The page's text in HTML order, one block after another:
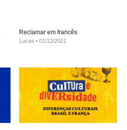
Reclamar em francês
Lucas 01/12/2021